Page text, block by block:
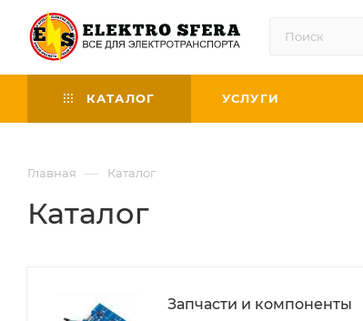
КАТАЛОГ УСЛУГИ
Главная — Каталог
Каталог
Запчасти и компоненты